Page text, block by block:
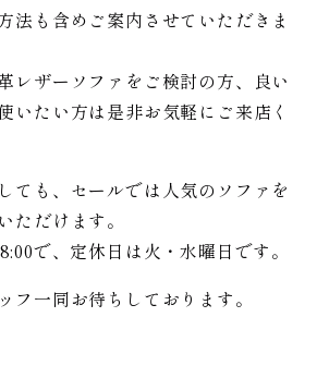
法も含めご案内させていただきま
レザーソファをご検討の方、良い
いたい方は是非お気軽にご来店く
ても、セールでは人気のソファを
ただけます。
で、定休日は火・水曜日です。
フ一同お待ちしております。